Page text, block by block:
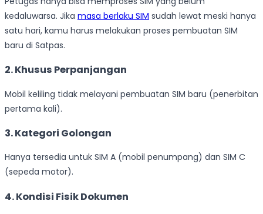
kedaluwarsa. Jika masa berlaku SIM sudah lewat meski hanya
satu hari, kamu harus melakukan proses pembuatan SIM
baru di Satpas.
2.Khusus Perpanjangan
Mobil keliling tidak melayani pembuatan SIM baru (penerbitan
pertama kali).
3.Kategori Golongan
Hanya tersedia untuk SIM A (mobil penumpang) dan SIM C
(sepeda motor).
4.Kondisi Fisik Dokumen